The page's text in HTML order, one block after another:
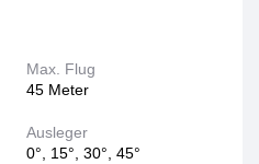
Max. Flug
45 Meter
Ausleger
0°, 15°, 30°, 45°